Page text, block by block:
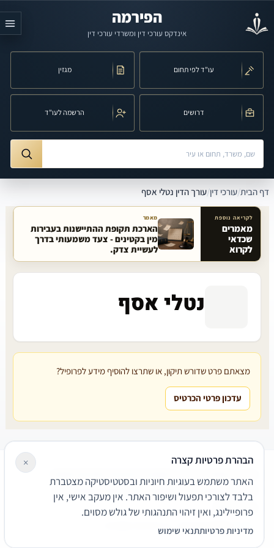
הפירמה
אינדקס עורכי דין ומשרדי עורכי דין
עו"ד לפי תחום מגזין
דרושים הרשמה לעו"ד
חיפוש לפי שם, משרד, תחום משפט או עיר
דף הבית/עורכי דין/עורך הדין נטלי אסף
מאמרים קשורים באתר
לקריאה נוספת
מאמרים
שכדאי
לקרוא
מאמר
הארכת תקופת ההתיישנות בעבירות
מין בקטינים - צעד משמעותי בדרך
לעשיית צדק.
נטלי אסף
מצאתם פרט שדורש תיקון, או שתרצו להוסיף מידע לפרופיל?
עדכון פרטי הכרטיס
שירותים משפטיים
דרושים צור קשר נגישותפרטיות
תנאי שימוש
© 2026 הפירמה. כל הזכויות שמורות.
הבהרת פרטיות קצרה
האתר משתמש בעוגיות חיוניות ובסטטיסטיקה מצטברת
בלבד לצורכי תפעול ושיפור האתר. אין מעקב אישי, אין
פרופיילינג, ואין זיהוי התנהגותי של גולש מסוים.
מדיניות פרטיותתנאי שימוש
×